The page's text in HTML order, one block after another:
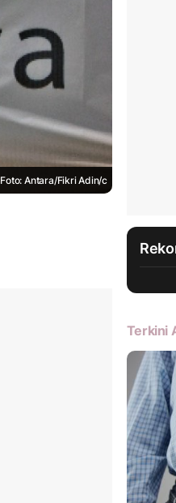
Foto: Antara/Fikri Adin/c
Terkini